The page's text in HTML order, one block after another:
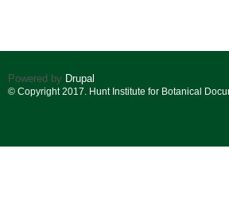
Powered by Drupal
© Copyright 2017. Hunt Institute for Botanical